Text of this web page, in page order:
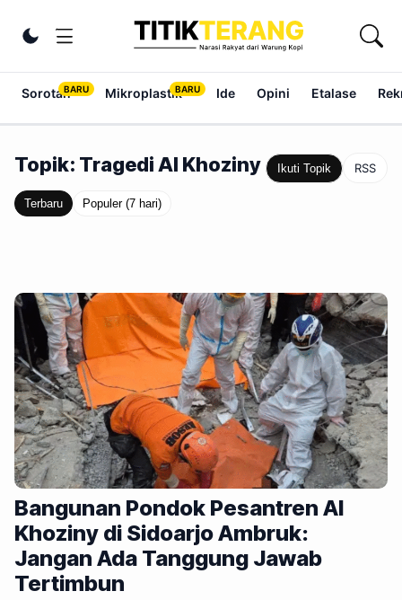
Ubah tema
Sorotan Mikroplastik Ide Opini Etalase
Topik: Tragedi Al Khoziny Ikuti Topik RSS
Terbaru Populer (7 hari)
Bangunan Pondok Pesantren Al
Khoziny di Sidoarjo Ambruk:
Jangan Ada Tanggung Jawab
Tertimbun